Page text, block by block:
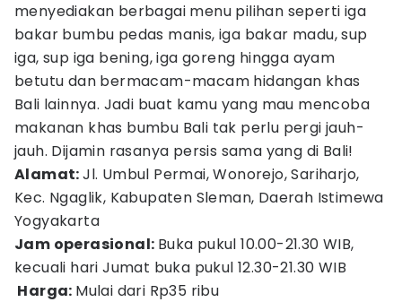
menyediakan berbagai menu pilihan seperti iga
bakar bumbu pedas manis, iga bakar madu, sup
iga, sup iga bening, iga goreng hingga ayam
betutu dan bermacam-macam hidangan khas
Bali lainnya. Jadi buat kamu yang mau mencoba
makanan khas bumbu Bali tak perlu pergi jauh-
jauh. Dijamin rasanya persis sama yang di Bali!
Alamat:Jl. Umbul Permai, Wonorejo, Sariharjo,
Kec. Ngaglik, Kabupaten Sleman, Daerah Istimewa
Yogyakarta
Jam operasional: Buka pukul 10.00-21.30 WIB,
kecuali hari Jumat buka pukul 12.30-21.30 WIB
Harga: Mulai dari Rp35 ribu